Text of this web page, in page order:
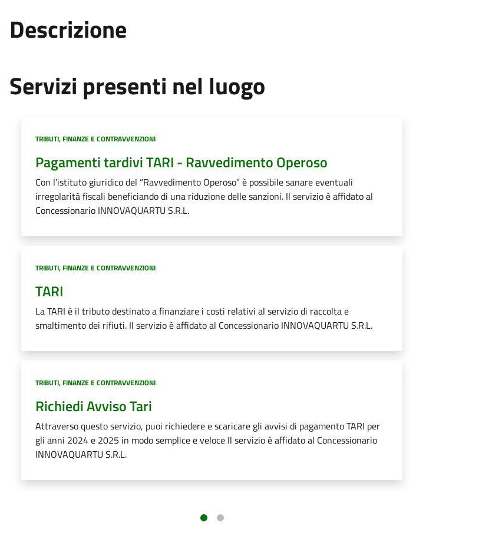
Descrizione
Servizi presenti nel luogo
Categoria:
TRIBUTI, FINANZE E CONTRAVVENZIONI
Pagamenti tardivi TARI - Ravvedimento Operoso
Con l’istituto giuridico del “Ravvedimento Operoso” è possibile sanare eventuali
irregolarità fiscali beneficiando di una riduzione delle sanzioni. Il servizio è affidato al
Concessionario INNOVAQUARTU S.R.L.
Categoria:
TRIBUTI, FINANZE E CONTRAVVENZIONI
TARI
La TARI è il tributo destinato a finanziare i costi relativi al servizio di raccolta e
smaltimento dei rifiuti. Il servizio è affidato al Concessionario INNOVAQUARTU S.R.L.
Categoria:
TRIBUTI, FINANZE E CONTRAVVENZIONI
Richiedi Avviso Tari
Attraverso questo servizio, puoi richiedere e scaricare gli avvisi di pagamento TARI per
gli anni 2024 e 2025 in modo semplice e veloce Il servizio è affidato al Concessionario
INNOVAQUARTU S.R.L.